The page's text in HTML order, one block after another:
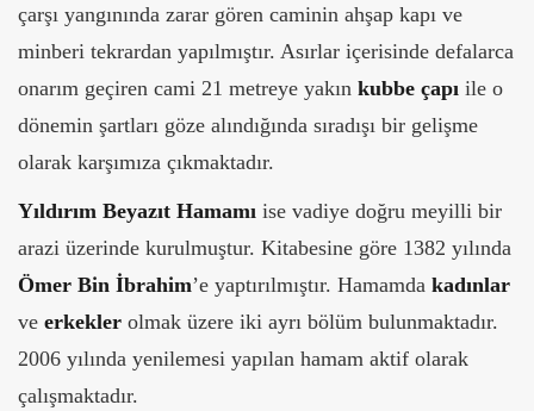
çarşı yangınında zarar gören caminin ahşap kapı ve
minberi tekrardan yapılmıştır. Asırlar içerisinde defalarca
onarım geçiren cami 21 metreye yakın kubbe çapı ile o
dönemin şartları göze alındığında sıradışı bir gelişme
olarak karşımıza çıkmaktadır.
Yıldırım Beyazıt Hamamı ise vadiye doğru meyilli bir
arazi üzerinde kurulmuştur. Kitabesine göre 1382 yılında
Ömer Bin İbrahim’e yaptırılmıştır. Hamamda kadınlar
ve erkekler olmak üzere iki ayrı bölüm bulunmaktadır.
2006 yılında yenilemesi yapılan hamam aktif olarak
çalışmaktadır.